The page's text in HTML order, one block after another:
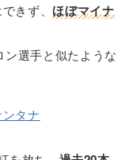
きず、ほぼマイナ
選手と似たような
タナ